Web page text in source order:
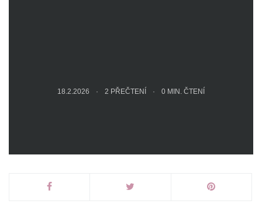
18.2.2026 2 PŘEČTENÍ 0 MIN. ČTENÍ